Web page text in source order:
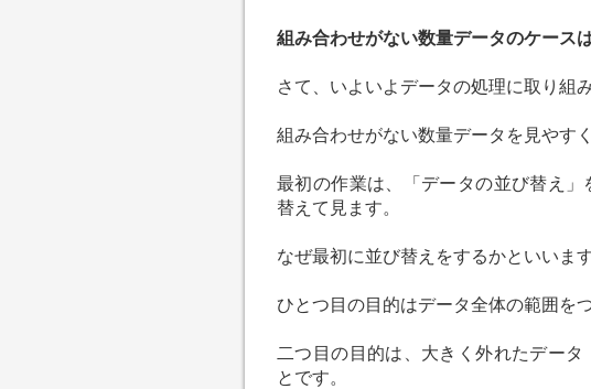
組み合わせがない数量データのケース
さて、いよいよデータの処理に取り組み
組み合わせがない数量データを見やす
最初の作業は、「データの並び替え
替えて見ます。
なぜ最初に並び替えをするかといいま
ひとつ目の目的はデータ全体の範囲を
二つ目の目的は、大きく外れたデー
とです。